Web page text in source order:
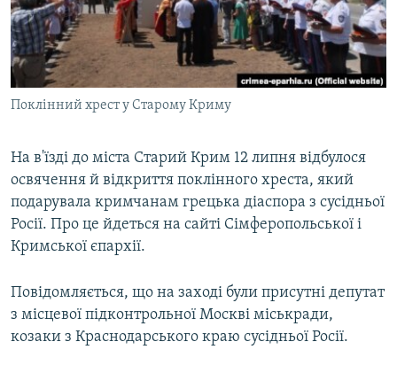
ВІДЕОУРОКИ «ELIFBE»
СВІДЧЕННЯ ОКУПАЦІЇ
УКРАЇНСЬКА ПРОБЛЕМА КРИМУ
ІНФОГРАФІКА
Русский
Qırımtatar
ДОЛУЧАЙСЯ!
Усі сайти RFE/RL
Поклінний хрест у Старому Криму
На в'їзді до міста Старий Крим 12 липня відбулося
освячення й відкриття поклінного хреста, який
подарувала кримчанам грецька діаспора з сусідньої
Росії. Про це йдеться на сайті Сімферопольської і
Кримської єпархії.
Повідомляється, що на заході були присутні депутат
з місцевої підконтрольної Москві міськради,
козаки з Краснодарського краю сусідньої Росії.